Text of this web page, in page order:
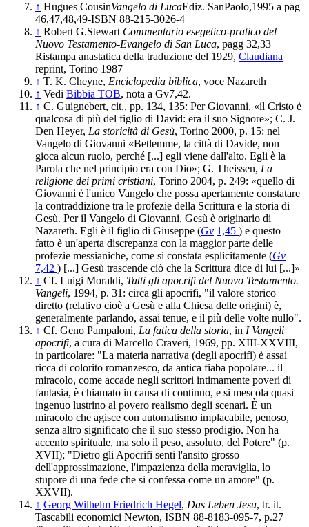
↑ Hugues CousinVangelo di LucaEdiz. SanPaolo,1995 a pag
46,47,48,49-ISBN 88-215-3026-4
↑ Robert G.Stewart Commentario esegetico-pratico del
Nuovo Testamento-Evangelo di San Luca, pagg 32,33
Ristampa anastatica della traduzione del 1929, Claudiana
reprint, Torino 1987
↑ T. K. Cheyne, Enciclopedia biblica, voce Nazareth
↑ Vedi Bibbia TOB, nota a Gv7,42.
↑ C. Guignebert, cit., pp. 134, 135: Per Giovanni, «il Cristo è
qualcosa di più del figlio di David: era il suo Signore»; C. J.
Den Heyer, La storicità di Gesù, Torino 2000, p. 15: nel
Vangelo di Giovanni «Betlemme, la città di Davide, non
gioca alcun ruolo, perché [...] egli viene dall'alto. Egli è la
Parola che nel principio era con Dio»; G. Theissen, La
religione dei primi cristiani, Torino 2004, p. 249: «quello di
Giovanni è l'unico Vangelo che possa apertamente constatare
la contraddizione tra le profezie della Scrittura e la storia di
Gesù. Per il Vangelo di Giovanni, Gesù è originario di
Nazareth. Egli è il figlio di Giuseppe (Gv 1,45 ) e questo
fatto è un'aperta discrepanza con la maggior parte delle
profezie messianiche, come si constata esplicitamente (Gv
7,42 ) [...] Gesù trascende ciò che la Scrittura dice di lui [...]»
↑ Cf. Luigi Moraldi, Tutti gli apocrifi del Nuovo Testamento.
Vangeli, 1994, p. 31: circa gli apocrifi, "il valore storico
diretto (relativo cioè a Gesù e alla Chiesa delle origini) è,
generalmente parlando, assai tenue, e il più delle volte nullo".
↑ Cf. Geno Pampaloni, La fatica della storia, in I Vangeli
apocrifi, a cura di Marcello Craveri, 1969, pp. XIII-XXVIII,
in particolare: "La materia narrativa (degli apocrifi) è assai
ricca di colorito romanzesco, da antica fiaba popolare... il
miracolo, come accade negli scrittori intimamente poveri di
fantasia, è chiamato in causa di continuo, e si mescola quasi
ingenuo lustrino al povero realismo degli scenari. È un
miracolo che agisce con automatismo implacabile, penoso,
senza altro significato che il suo stesso prodigio. Non ha
accento spirituale, ma solo il peso, assoluto, del Potere" (p.
XVII); "Dietro gli Apocrifi senti l'ansito grosso
dell'approssimazione, l'impazienza della meraviglia, lo
stupore di una fede che si confessa come un amore" (p.
XXVII).
↑ Georg Wilhelm Friedrich Hegel, Das Leben Jesu, tr. it.
Tascabili economici Newton, ISBN 88-8183-095-7, p.27